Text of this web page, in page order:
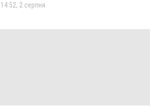
14:52, 2 серпня